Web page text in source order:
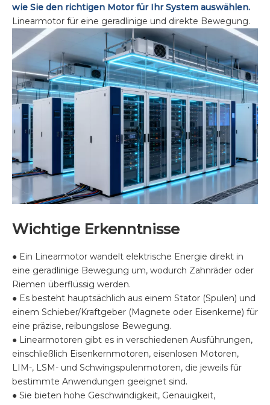
wie Sie den richtigen Motor für Ihr System auswählen.
Linearmotor für eine geradlinige und direkte Bewegung.
Wichtige Erkenntnisse
● Ein Linearmotor wandelt elektrische Energie direkt in
eine geradlinige Bewegung um, wodurch Zahnräder oder
Riemen überflüssig werden.
● Es besteht hauptsächlich aus einem Stator (Spulen) und
einem Schieber/Kraftgeber (Magnete oder Eisenkerne) für
eine präzise, ​​reibungslose Bewegung.
● Linearmotoren gibt es in verschiedenen Ausführungen,
einschließlich Eisenkernmotoren, eisenlosen Motoren,
LIM-, LSM- und Schwingspulenmotoren, die jeweils für
bestimmte Anwendungen geeignet sind.
● Sie bieten hohe Geschwindigkeit, Genauigkeit,